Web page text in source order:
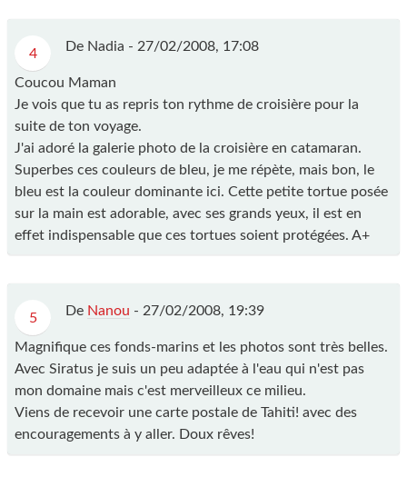
4 De Nadia - 27/02/2008, 17:08
Coucou Maman
Je vois que tu as repris ton rythme de croisière pour la
suite de ton voyage.
J'ai adoré la galerie photo de la croisière en catamaran.
Superbes ces couleurs de bleu, je me répète, mais bon, le
bleu est la couleur dominante ici. Cette petite tortue posée
sur la main est adorable, avec ses grands yeux, il est en
effet indispensable que ces tortues soient protégées. A+
5 De Nanou - 27/02/2008, 19:39
Magnifique ces fonds-marins et les photos sont très belles.
Avec Siratus je suis un peu adaptée à l'eau qui n'est pas
mon domaine mais c'est merveilleux ce milieu.
Viens de recevoir une carte postale de Tahiti! avec des
encouragements à y aller. Doux rêves!